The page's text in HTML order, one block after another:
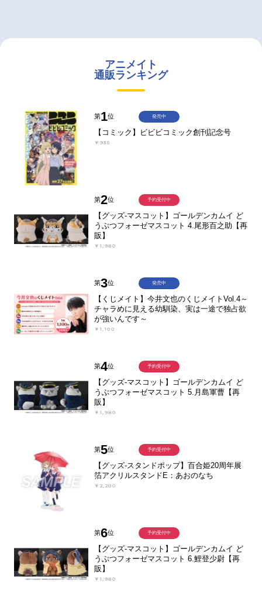
アニメイト
通販ランキング
第1位
【コミック】ビビビコミック創刊記念号
￥935
発売中
第2位
【グッズ-マスコット】ゴールデンカムイ ど
うぶつフォーゼマスコット 4.尾形百之助【再
販】
￥1,980
予約受付中
第3位
【くじメイト】今井文也のくじメイトVol.4～
チャラめに見える幼馴染、実は一途で独占欲
が強いんです～
￥1,100
発売中
第4位
【グッズ-マスコット】ゴールデンカムイ ど
うぶつフォーゼマスコット 5.月島軍曹【再
販】
￥1,980
予約受付中
第5位
【グッズ-スタンドポップ】百合姫20周年展
箔アクリルスタンドE：あおのなち
￥2,200
予約受付中
第6位
【グッズ-マスコット】ゴールデンカムイ ど
うぶつフォーゼマスコット 6.鯉登少尉【再
販】
￥1,980
予約受付中